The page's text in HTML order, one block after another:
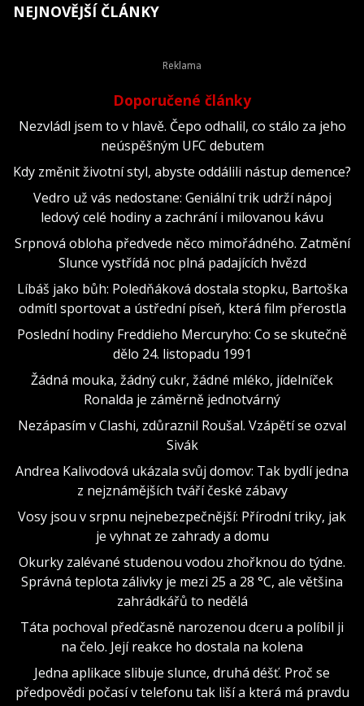
NEJNOVĚJŠÍ ČLÁNKY
Doporučené články
Nezvládl jsem to v hlavě. Čepo odhalil, co stálo za jeho
neúspěšným UFC debutem
Kdy změnit životní styl, abyste oddálili nástup demence?
Vedro už vás nedostane: Geniální trik udrží nápoj
ledový celé hodiny a zachrání i milovanou kávu
Srpnová obloha předvede něco mimořádného. Zatmění
Slunce vystřídá noc plná padajících hvězd
Líbáš jako bůh: Poledňáková dostala stopku, Bartoška
odmítl sportovat a ústřední píseň, která film přerostla
Poslední hodiny Freddieho Mercuryho: Co se skutečně
dělo 24. listopadu 1991
Žádná mouka, žádný cukr, žádné mléko, jídelníček
Ronalda je záměrně jednotvárný
Nezápasím v Clashi, zdůraznil Roušal. Vzápětí se ozval
Sivák
Andrea Kalivodová ukázala svůj domov: Tak bydlí jedna
z nejznámějších tváří české zábavy
Vosy jsou v srpnu nejnebezpečnější: Přírodní triky, jak
je vyhnat ze zahrady a domu
Okurky zalévané studenou vodou zhořknou do týdne.
Správná teplota zálivky je mezi 25 a 28 °C, ale většina
zahrádkářů to nedělá
Táta pochoval předčasně narozenou dceru a políbil ji
na čelo. Její reakce ho dostala na kolena
Jedna aplikace slibuje slunce, druhá déšť. Proč se
předpovědi počasí v telefonu tak liší a která má pravdu